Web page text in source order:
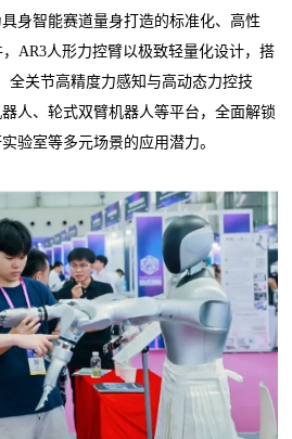
身智能赛道量身打造的标准化、高性
AR3人形力控臂以极致轻量化设计，搭
全关节高精度力感知与高动态力控技
人、轮式双臂机器人等平台，全面解锁
验室等多元场景的应用潜力。